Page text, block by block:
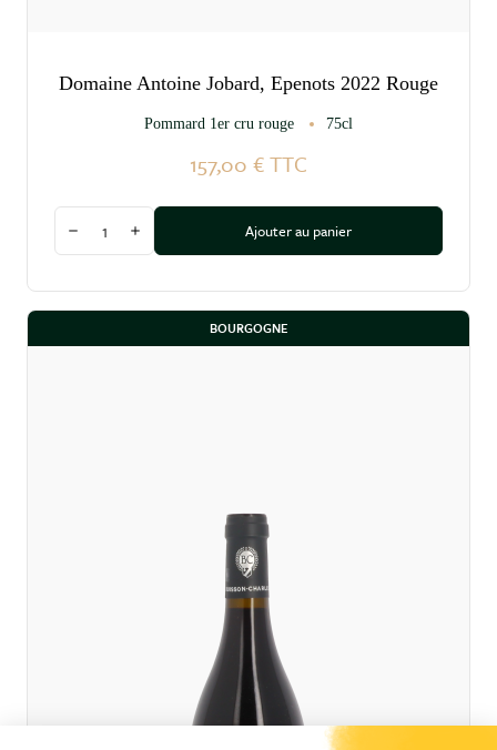
Domaine Antoine Jobard, Epenots 2022 Rouge
Pommard 1er cru rouge 75cl
157,00 €TTC
Quantité
Diminuer la quantité
Augmenter la quantitéAjouter au panier
BOURGOGNE